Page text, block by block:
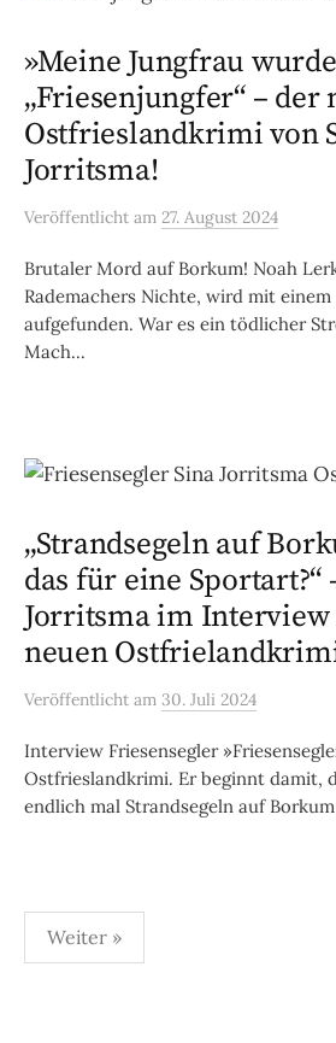
»Meine Jungfrau
„Friesenjungfer“ – der
Ostfrieslandkrimi von
Jorritsma!
Veröffentlicht am 27. August 2024
Brutaler Mord auf Borkum! Noah
Rademachers Nichte, wird mit einem
aufgefunden. War es ein tödlicher
Mach...
„Strandsegeln auf
das für eine Sportart?“
Jorritsma im
neuen
Veröffentlicht am 30. Juli 2024
Interview Friesensegler
Ostfrieslandkrimi. Er beginnt damit,
endlich mal Strandsegeln auf
Seitennummerierung
der
Weiter »